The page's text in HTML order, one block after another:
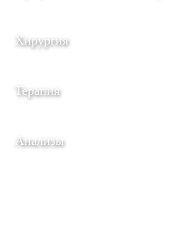
Хирургия
Терапия
Анализы